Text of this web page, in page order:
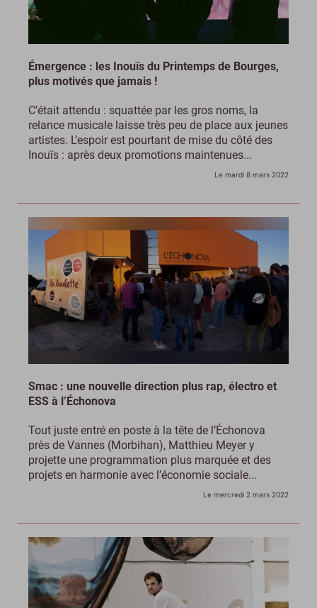
Émergence : les Inouïs du Printemps de Bourges,
plus motivés que jamais !
C’était attendu : squattée par les gros noms, la
relance musicale laisse très peu de place aux jeunes
artistes. L’espoir est pourtant de mise du côté des
Inouïs : après deux promotions maintenues...
Le mardi 8 mars 2022
Smac : une nouvelle direction plus rap, électro et
ESS à l’Échonova
Tout juste entré en poste à la tête de l’Échonova
près de Vannes (Morbihan), Matthieu Meyer y
projette une programmation plus marquée et des
projets en harmonie avec l’économie sociale...
Le mercredi 2 mars 2022